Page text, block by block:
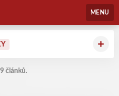
MENU
článků.